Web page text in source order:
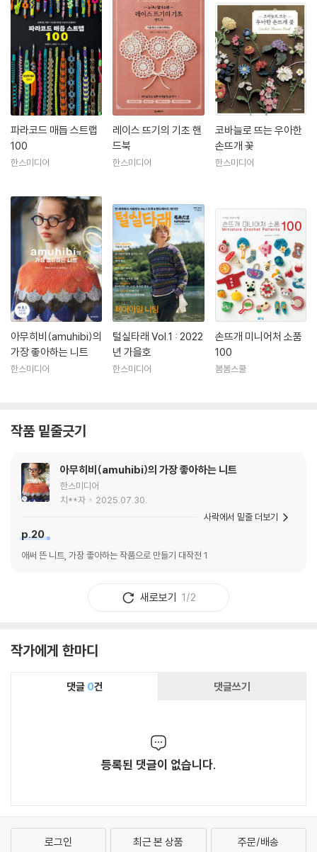
파라코드 매듭 스트랩
100
한스미디어
레이스 뜨기의 기초 핸
드북
한스미디어
코바늘로 뜨는 우아한
손뜨개 꽃
한스미디어
아무히비(amuhibi)의
가장 좋아하는 니트
한스미디어
털실타래 Vol.1 : 2022
년 가을호
한스미디어
손뜨개 미니어처 소품
100
봄봄스쿨
작품 밑줄긋기
아무히비(amuhibi)의 가장 좋아하는 니트
한스미디어
치**자
2025.07.30.
p.20
애써 뜬 니트, 가장 좋아하는 작품으로 만들기 대작전 1
사락에서 밑줄 더보기
새로보기 1/2
작가에게 한마디
댓글 0건 댓글쓰기
등록된 댓글이 없습니다.
로그인 최근 본 상품 주문/배송